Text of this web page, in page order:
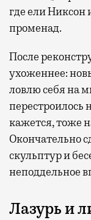
где ели Никсон
променад.
После
ухоженнее:
ловлю себя на
перестроилось
кажется, тоже
Окончательно
скульптур и
неподдельное
Лазурь и